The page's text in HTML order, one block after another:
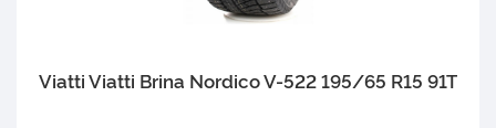
Viatti Viatti Brina Nordico V-522 195/65 R15 91T